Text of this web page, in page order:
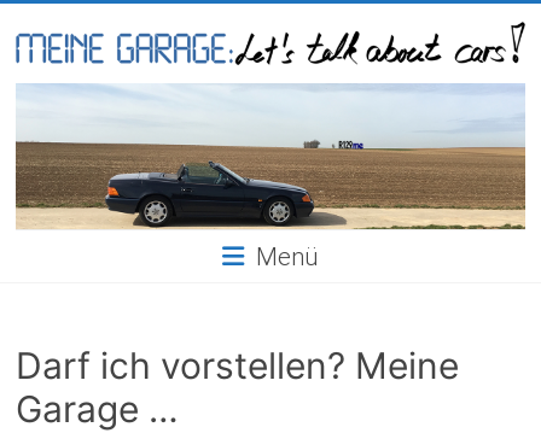
to
content
Meine
Garage
Menü
Darf ich vorstellen? Meine
Garage …